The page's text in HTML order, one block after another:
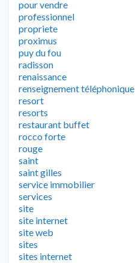
pour vendre
professionnel
propriete
proximus
puy du fou
radisson
renaissance
renseignement téléphonique
resort
resorts
restaurant buffet
rocco forte
rouge
saint
saint gilles
service immobilier
services
site
site internet
site web
sites
sites internet